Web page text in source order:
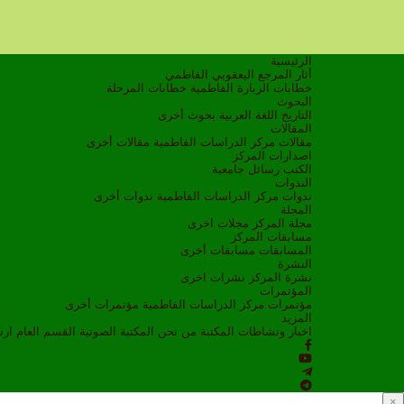
الرئيسية
أثار المرجع اليعقوبي الفاطمي
خطابات الزيارة الفاطمية خطابات المرحلة
البحوث
التاريخ
اللغة العربية بحوث أخرى
المقالات
مقالات مركز الدراسات الفاطمية مقالات أخرى
اصدارات المركز
الكتب رسائل جامعية
الندوات
ندوات مركز الدراسات الفاطمية ندوات أخرى
المجلة
مجلة المركز مجلات اخرى
مسابقات المركز
المسابقات مسابقات أخرى
النشرة
نشرة المركز نشرات اخرى
المؤتمرات
مؤتمرات مركز الدراسات الفاطمية مؤتمرات أخرى
المزيد
اخبار ونشاطات
المكتبة من نحن المكتبة الصوتية القسم العام